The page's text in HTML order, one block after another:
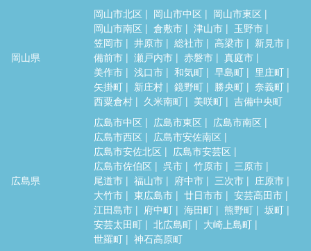
岡山県
岡山市北区 岡山市中区
岡山市東区
岡山市南区
倉敷市 津山市
玉野市
笠岡市
井原市 総社市 高梁市
新見市
備前市
瀬戸内市 赤磐市
真庭市
美作市
浅口市 和気町 早島町
里庄町
矢掛町
新庄村 鏡野町 勝央町
奈義町
西粟倉村
久米南町 美咲町 吉備中央町
広島県
広島市中区 広島市東区
広島市南区
広島市西区
広島市安佐南区
広島市安佐北区
広島市安芸区
広島市佐伯区
呉市 竹原市
三原市
尾道市
福山市 府中市 三次市
庄原市
大竹市
東広島市 廿日市市
安芸高田市
江田島市
府中町 海田町 熊野町
坂町
安芸太田町
北広島町
大崎上島町
世羅町
神石高原町